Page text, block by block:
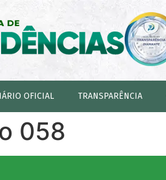
OFICIAL TRANSPARÊNCIA
058